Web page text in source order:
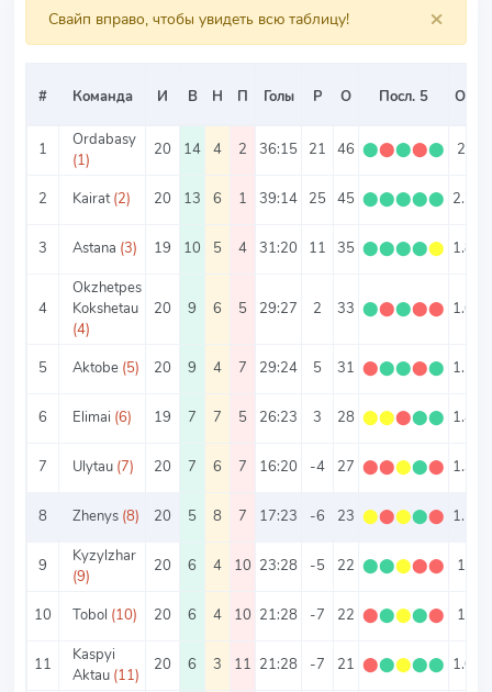
×
Свайп вправо, чтобы увидеть всю таблицу!
# Команда И В Н П Голы Р О Посл. 5 О/И
1
Ordabasy
(1)
20 14 4 2 36:15 21 46 ⬤⬤⬤⬤⬤ 2.3
2 Kairat (2) 20 13 6 1 39:14 25 45 ⬤⬤⬤⬤⬤ 2.25
3 Astana (3) 19 10 5 4 31:20 11 35 ⬤⬤⬤⬤⬤ 1.84
4
Okzhetpes
Kokshetau
(4)
20 9 6 5 29:27 2 33 ⬤⬤⬤⬤⬤ 1.65
5 Aktobe (5) 20 9 4 7 29:24 5 31 ⬤⬤⬤⬤⬤ 1.55
6 Elimai (6) 19 7 7 5 26:23 3 28 ⬤⬤⬤⬤⬤ 1.47
7 Ulytau (7) 20 7 6 7 16:20 -4 27 ⬤⬤⬤⬤⬤ 1.35
8 Zhenys (8) 20 5 8 7 17:23 -6 23 ⬤⬤⬤⬤⬤ 1.15
9
Kyzylzhar
(9)
20 6 4 10 23:28 -5 22 ⬤⬤⬤⬤⬤ 1.1
10 Tobol (10) 20 6 4 10 21:28 -7 22 ⬤⬤⬤⬤⬤ 1.1
11
Kaspyi
Aktau (11)
20 6 3 11 21:28 -7 21 ⬤⬤⬤⬤⬤ 1.05